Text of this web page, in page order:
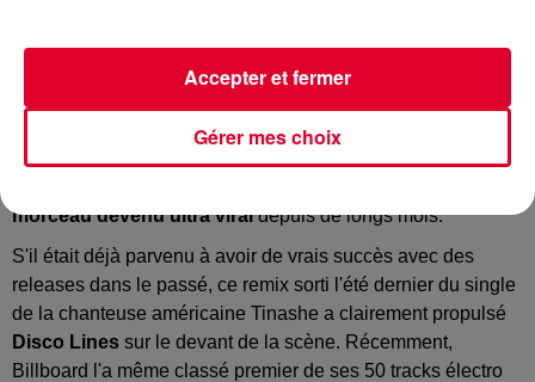
morceau devenu ultra viraldepuis de longs mois.
S'il était déjà parvenu à avoir de vrais succès avec des
releases dans le passé, ce remix sorti l'été dernier du single
de la chanteuse américaine Tinashe a clairement propulsé
Disco Lines sur le devant de la scène. Récemment,
Billboard l'a même classé premier de ses 50 tracks électro
Gérer mes choix
Accepter et fermer